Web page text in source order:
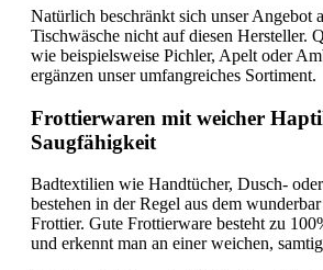
Natürlich beschränkt sich unser Angebot
Tischwäsche nicht auf diesen Hersteller.
wie beispielsweise Pichler, Apelt oder
ergänzen unser umfangreiches Sortiment.
Frottierwaren mit weicher
Saugfähigkeit
Badtextilien wie Handtücher, Dusch-
bestehen in der Regel aus dem
Frottier. Gute Frottierware besteht zu
und erkennt man an einer weichen,